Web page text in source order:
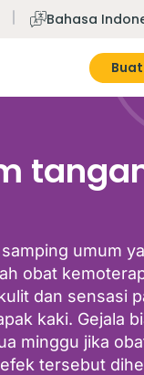
Bahasa
umum
obat
dan sensasi
kaki. Gejala
minggu jika
tersebut